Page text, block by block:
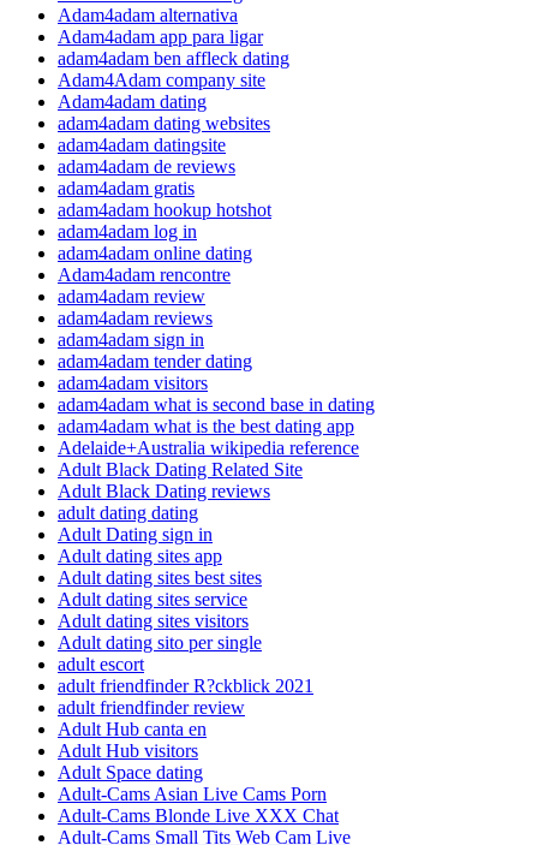
Adam4adam alternativa
Adam4adam app para ligar
adam4adam ben affleck dating
Adam4Adam company site
Adam4adam dating
adam4adam dating websites
adam4adam datingsite
adam4adam de reviews
adam4adam gratis
adam4adam hookup hotshot
adam4adam log in
adam4adam online dating
Adam4adam rencontre
adam4adam review
adam4adam reviews
adam4adam sign in
adam4adam tender dating
adam4adam visitors
adam4adam what is second base in dating
adam4adam what is the best dating app
Adelaide+Australia wikipedia reference
Adult Black Dating Related Site
Adult Black Dating reviews
adult dating dating
Adult Dating sign in
Adult dating sites app
Adult dating sites best sites
Adult dating sites service
Adult dating sites visitors
Adult dating sito per single
adult escort
adult friendfinder R?ckblick 2021
adult friendfinder review
Adult Hub canta en
Adult Hub visitors
Adult Space dating
Adult-Cams Asian Live Cams Porn
Adult-Cams Blonde Live XXX Chat
Adult-Cams Small Tits Web Cam Live